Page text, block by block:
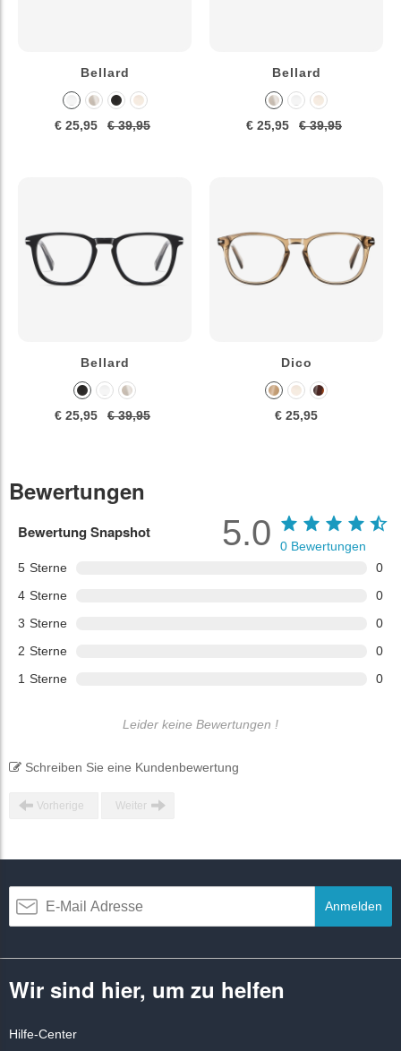
Bellard
€ 25,95 € 39,95
Bellard
€ 25,95 € 39,95
Bellard
€ 25,95 € 39,95
Dico
€ 25,95
Bewertungen
Bewertung Snapshot
5 Sterne
0
4 Sterne
0
3 Sterne
0
2 Sterne
0
1 Sterne 0
5.0 0 Bewertungen
Leider keine Bewertungen !
Schreiben Sie eine Kundenbewertung
Vorherige Weiter
Anmelden
Wir sind hier, um zu helfen
Hilfe-Center